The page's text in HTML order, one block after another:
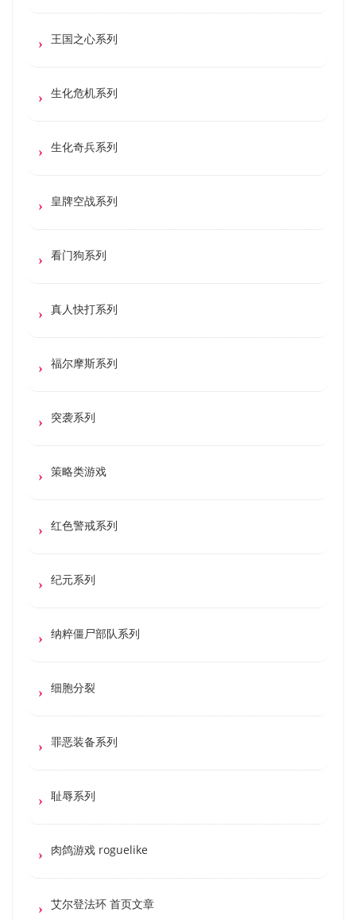
王国之心系列
生化危机系列
生化奇兵系列
皇牌空战系列
看门狗系列
真人快打系列
福尔摩斯系列
突袭系列
策略类游戏
红色警戒系列
纪元系列
纳粹僵尸部队系列
细胞分裂
罪恶装备系列
耻辱系列
肉鸽游戏 roguelike
艾尔登法环 首页文章